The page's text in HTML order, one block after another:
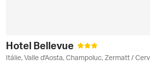
Hotel Bellevue
Itálie, Valle d'Aosta, Champoluc, Zermatt /